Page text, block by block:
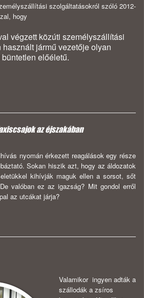
szolgáltatásokról szóló 2012-
hogy
végzett közúti személyszállítási
jármű vezetője olyan
előéletű.
az éjszakában
nyomán érkezett reagálások egy része
Sokan hiszik azt, hogy az áldozatok
kihívják maguk ellen a sorsot, sőt
valóban ez az igazság? Mit gondol erről
az utcákat járja?
Valamikor ingyen adták a
szállodák a zsíros